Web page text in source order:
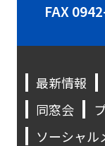
FAX
最新情報
同窓会
ソーシャル